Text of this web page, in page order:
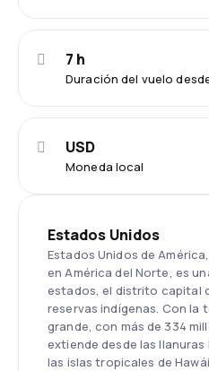
Duración del vuelo
7 h
Moneda local
USD
Estados Unidos
Estados Unidos de
en América del Norte, es
estados, el distrito capital
reservas indígenas. Con la
grande, con más de 334
extiende desde las
las islas tropicales de